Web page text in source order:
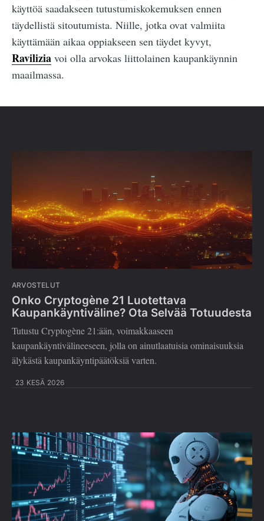
käyttöä saadakseen tutustumiskokemuksen ennen
täydellistä sitoutumista. Niille, jotka ovat valmiita
käyttämään aikaa oppiakseen sen täydet kyvyt,
Ravilizia voi olla arvokas liittolainen kaupankäynnin
maailmassa.
ARVOSTELUT
Onko Cryptogène 21 Luotettava
Kaupankäyntiväline? Ota Selvää Totuudesta
Tutustu Cryptogène 21:ään, voimakkaaseen
kaupankäyntivälineeseen, jolla on ainutlaatuisia ominaisuuksia
älykästä kaupankäyntipäätöksiä varten.
23 KESÄ 2026